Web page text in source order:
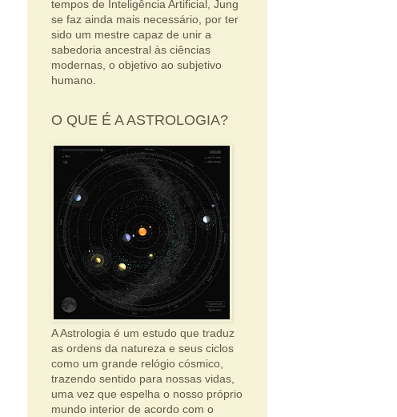
tempos de Inteligência Artificial, Jung
se faz ainda mais necessário, por ter
sido um mestre capaz de unir a
sabedoria ancestral às ciências
modernas, o objetivo ao subjetivo
humano.
O QUE É A ASTROLOGIA?
A Astrologia é um estudo que traduz
as ordens da natureza e seus ciclos
como um grande relógio cósmico,
trazendo sentido para nossas vidas,
uma vez que espelha o nosso próprio
mundo interior de acordo com o